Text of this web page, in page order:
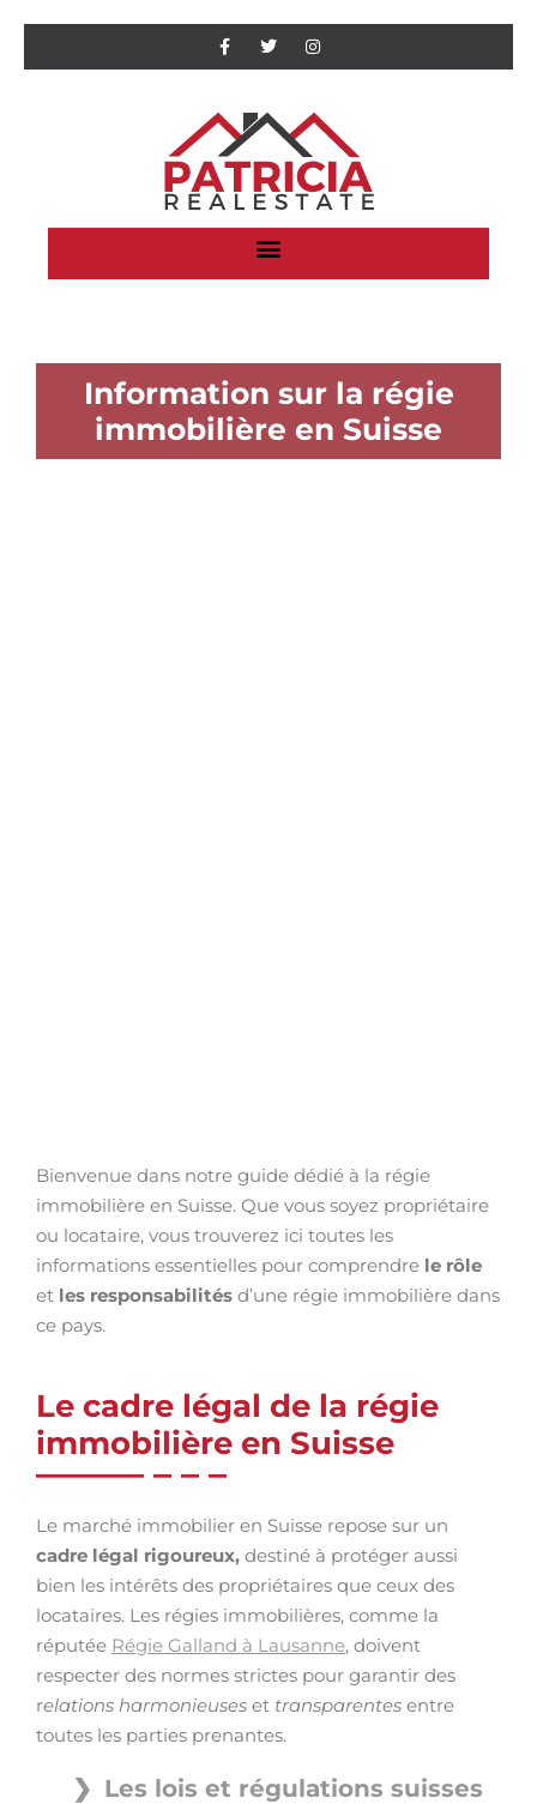
Information sur la régie
immobilière en Suisse
Bienvenue dans notre guide dédié à la régie
immobilière en Suisse. Que vous soyez propriétaire
ou locataire, vous trouverez ici toutes les
informations essentielles pour comprendre le rôle
et les responsabilités d’une régie immobilière dans
ce pays.
Le cadre légal de la régie
immobilière en Suisse
Le marché immobilier en Suisse repose sur un
cadre légal rigoureux, destiné à protéger aussi
bien les intérêts des propriétaires que ceux des
locataires. Les régies immobilières, comme la
réputée Régie Galland à Lausanne, doivent
respecter des normes strictes pour garantir des
relations harmonieuses et transparentes entre
toutes les parties prenantes.
Les lois et régulations suisses